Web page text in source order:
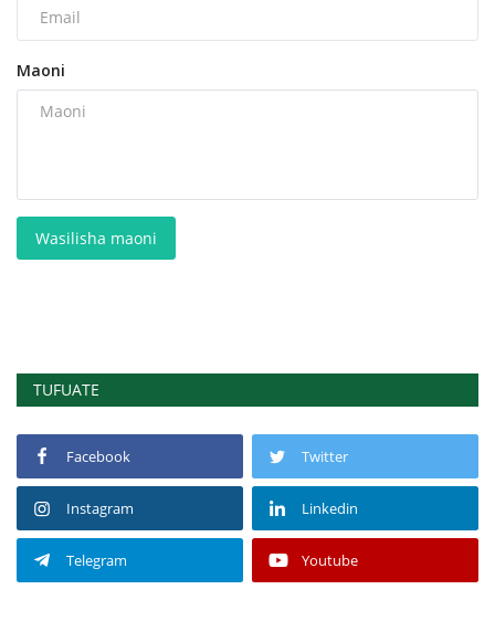
Maoni
Wasilisha maoni
TUFUATE
Facebook Twitter
Instagram Linkedin
Telegram Youtube